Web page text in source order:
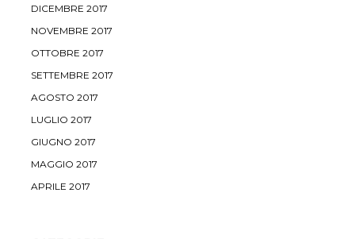
DICEMBRE 2017
NOVEMBRE 2017
OTTOBRE 2017
SETTEMBRE 2017
AGOSTO 2017
LUGLIO 2017
GIUGNO 2017
MAGGIO 2017
APRILE 2017